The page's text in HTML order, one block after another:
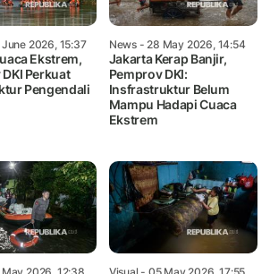
2026, 15:37
Ekstrem,
Perkuat
Pengendali
News- 28 May 2026, 14:54
Jakarta Kerap Banjir,
Pemprov DKI:
Insfrastruktur Belum
Mampu Hadapi Cuaca
Ekstrem